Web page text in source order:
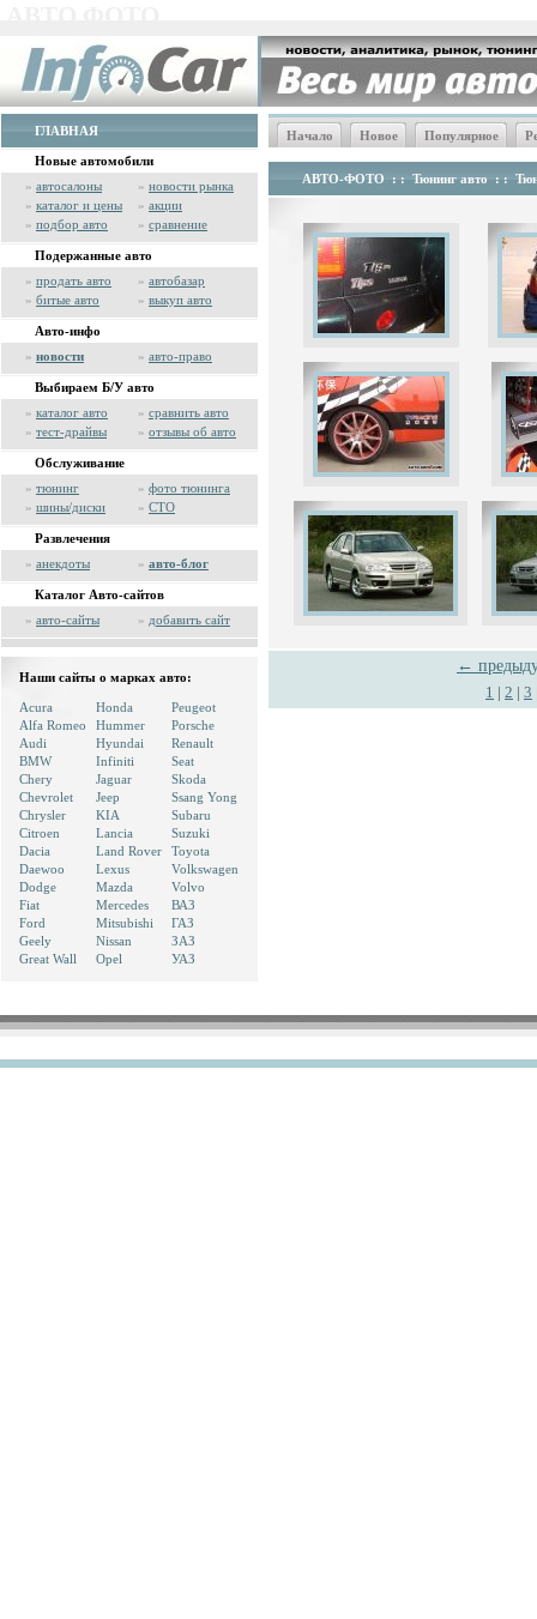
ГЛАВНАЯ
Новые автомобили
» автосалоны » новости рынка
» каталог и цены » акции
» подбор авто » сравнение
Подержанные авто
» продать авто » автобазар
» битые авто » выкуп авто
Авто-инфо
» новости » авто-право
Выбираем Б/У авто
» каталог авто » сравнить авто
» тест-драйвы » отзывы об авто
Обслуживание
» тюнинг » фото тюнинга
» шины/диски » СТО
Развлечения
» анекдоты » авто-блог
Каталог Авто-сайтов
» авто-сайты » добавить сайт
Наши сайты о марках авто:
Acura
Alfa Romeo
Audi
BMW
Chery
Chevrolet
Chrysler
Citroen
Dacia
Daewoo
Dodge
Fiat
Ford
Geely
Great Wall
Honda
Hummer
Hyundai
Infiniti
Jaguar
Jeep
KIA
Lancia
Land Rover
Lexus
Mazda
Mercedes
Mitsubishi
Nissan
Opel
Peugeot
Porsche
Renault
Seat
Skoda
Ssang Yong
Subaru
Suzuki
Toyota
Volkswagen
Volvo
ВАЗ
ГАЗ
ЗАЗ
УАЗ
Начало Новое Популярное
АВТО-ФОТО : : Тюнинг авто : :
←
1 | 2 | 3